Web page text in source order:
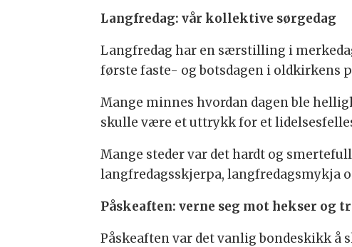
Langfredag: vår kollektive sørgedag
Langfredag har en særstilling i
første faste- og botsdagen i oldkirkens
Mange minnes hvordan dagen ble
skulle være et uttrykk for et
Mange steder var det hardt og
langfredagsskjerpa, langfredagsmykja
Påskeaften: verne seg mot hekser og
Påskeaften var det vanlig bondeskikk å